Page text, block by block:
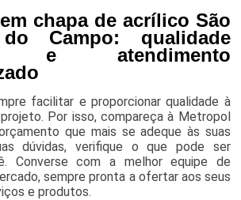
chapa de acrílico São
Campo: qualidade
e atendimento
facilitar e proporcionar qualidade à
Por isso, compareça à Metropol
que mais se adeque às suas
dúvidas, verifique o que pode ser
Converse com a melhor equipe de
sempre pronta a ofertar aos seus
e produtos.